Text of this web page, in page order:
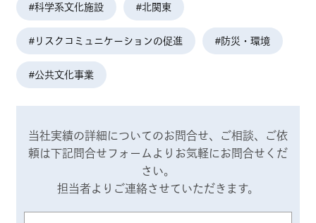
#科学系文化施設 #北関東
#リスクコミュニケーションの促進 #防災・環境
#公共文化事業
当社実績の詳細についてのお問合せ、ご相談、ご依
頼は下記問合せフォームよりお気軽にお問合せくだ
さい。
担当者よりご連絡させていただきます。